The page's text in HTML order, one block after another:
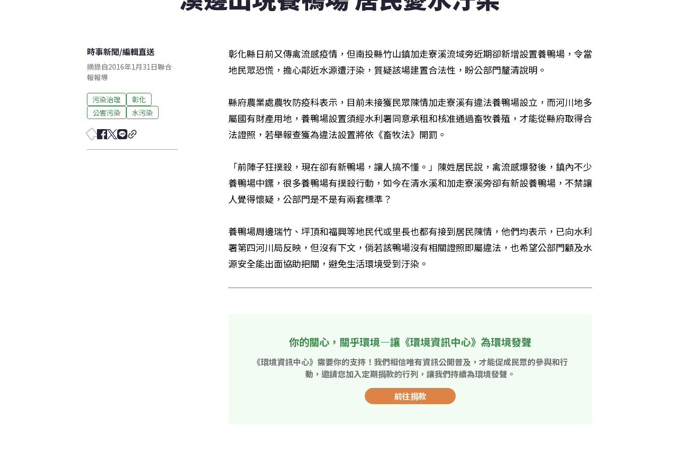
時事新聞/編輯直送
摘錄自2016年1月31日聯合
報報導
污染治理
彰化
公害污染
水污染
彰化縣日前又傳禽流感疫情，但南投縣竹山鎮加走寮溪流域旁近期卻新增設置養鴨場，令當
地民眾恐慌，擔心鄰近水源遭汙染，質疑該場建置合法性，盼公部門釐清說明。
縣府農業處農牧防疫科表示，目前未接獲民眾陳情加走寮溪有違法養鴨場設立，而河川地多
屬國有財產用地，養鴨場設置須經水利署同意承租和核准通過畜牧養殖，才能從縣府取得合
法證照，若舉報查獲為違法設置將依《畜牧法》開罰。
「前陣子狂撲殺，現在卻有新鴨場，讓人搞不懂。」陳姓居民說，禽流感爆發後，鎮內不少
養鴨場中鏢，很多養鴨場有撲殺行動，如今在清水溪和加走寮溪旁卻有新設養鴨場，不禁讓
人覺得懷疑，公部門是不是有兩套標準？
養鴨場周邊瑞竹、坪頂和福興等地民代或里長也都有接到居民陳情，他們均表示，已向水利
署第四河川局反映，但沒有下文，倘若該鴨場沒有相關證照即屬違法，也希望公部門顧及水
源安全能出面協助把關，避免生活環境受到汙染。
你的關心，關乎環境—讓《環境資訊中心》為環境發聲
《環境資訊中心》需要你的支持！我們相信唯有資訊公開普及，才能促成民眾的參與和行
動，邀請您加入定期捐款的行列，讓我們持續為環境發聲。
前往捐款